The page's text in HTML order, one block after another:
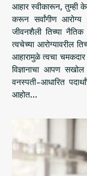
आहार स्वीकारून, तुम्ही
करून सर्वांगीण
जीवनशैली तिच्या
त्वचेच्या आरोग्यावरील
आहारामुळे त्वचा
विज्ञानाचा आपण
वनस्पती-आधारित
आहोत…